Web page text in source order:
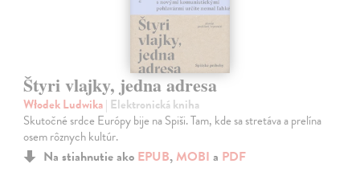
Štyri vlajky, jedna adresa
Włodek Ludwika| Elektronická kniha
Skutočné srdce Európy bije na Spiši. Tam, kde sa stretáva a prelína
osem rôznych kultúr.
Na stiahnutie ako EPUB, MOBI a PDF